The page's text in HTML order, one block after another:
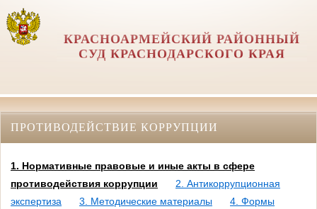
КРАСНОАРМЕЙСКИЙ РАЙОННЫЙ
СУД КРАСНОДАРСКОГО КРАЯ
ПРОТИВОДЕЙСТВИЕ КОРРУПЦИИ
1. Нормативные правовые и иные акты в сфере
противодействия коррупции
2. Антикоррупционная
экспертиза
3. Методические материалы
4. Формы